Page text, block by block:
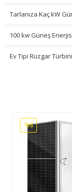
Tarlanıza Kaç kW
100 kw Güneş
Ev Tipi Rüzgar
%8